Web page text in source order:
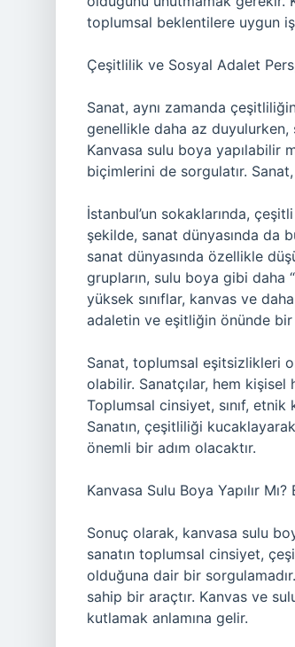
toplumsal beklentilere uygun
Çeşitlilik ve Sosyal Adalet
Sanat, aynı zamanda
genellikle daha az
Kanvasa sulu boya yapılabilir
biçimlerini de sorgulatır.
İstanbul’un sokaklarında,
şekilde, sanat dünyasında da
sanat dünyasında özellikle
grupların, sulu boya gibi daha
yüksek sınıflar, kanvas ve
adaletin ve eşitliğin önünde
Sanat, toplumsal eşitsizlikleri
olabilir. Sanatçılar, hem
Toplumsal cinsiyet, sınıf,
Sanatın, çeşitliliği
önemli bir adım olacaktır.
Kanvasa Sulu Boya Yapılır
Sonuç olarak, kanvasa sulu
sanatın toplumsal cinsiyet,
olduğuna dair bir
sahip bir araçtır. Kanvas ve
kutlamak anlamına gelir.